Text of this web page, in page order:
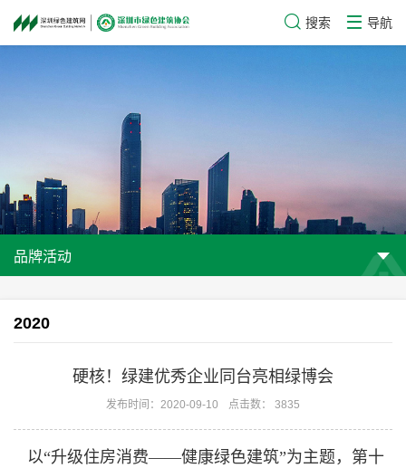
搜索 导航
品牌活动
2020
硬核！绿建优秀企业同台亮相绿博会
发布时间：2020-09-10 点击数： 3835
以“升级住房消费——健康绿色建筑”为主题，第十